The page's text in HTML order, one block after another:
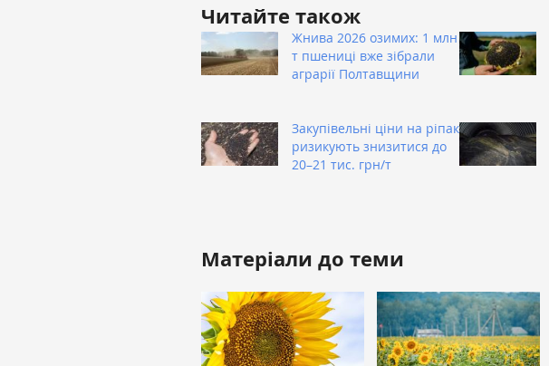
Читайте також
Жнива 2026 озимих: 1 млн
т пшениці вже зібрали
аграрії Полтавщини
Закупівельні ціни на ріпак
ризикують знизитися до
20–21 тис. грн/т
Матеріали до теми